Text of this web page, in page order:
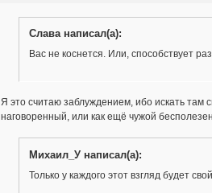
Слава написал(а):
Вас не коснется. Или, способствует
Я это считаю заблуждением, ибо искать там
наговоренный, или как ещё чужой
Михаил_У написал(а):
Только у каждого этот взгляд будет свой